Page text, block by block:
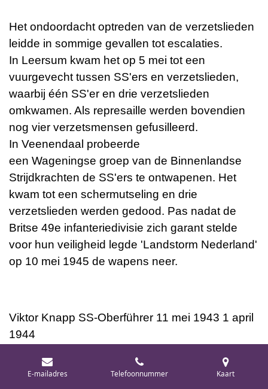
Het ondoordacht optreden van de verzetslieden
leidde in sommige gevallen tot escalaties.
In Leersum kwam het op 5 mei tot een
vuurgevecht tussen SS'ers en verzetslieden,
waarbij één SS'er en drie verzetslieden
omkwamen. Als represaille werden bovendien
nog vier verzetsmensen gefusilleerd.
In Veenendaal probeerde
een Wageningse groep van de Binnenlandse
Strijdkrachten de SS'ers te ontwapenen. Het
kwam tot een schermutseling en drie
verzetslieden werden gedood. Pas nadat de
Britse 49e infanteriedivisie zich garant stelde
voor hun veiligheid legde 'Landstorm Nederland'
op 10 mei 1945 de wapens neer.
Viktor Knapp SS-Oberführer 11 mei 1943 1 april
1944
Deurheit SS-Obersturmbannführer
194411 mei 1944
E-mailadres Telefoonnummer Kaart